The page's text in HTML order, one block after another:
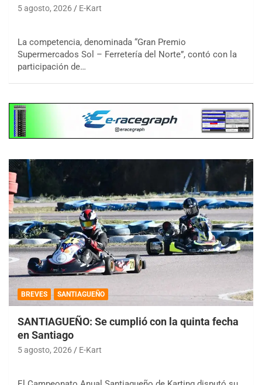
5 agosto, 2026 E-Kart
La competencia, denominada “Gran Premio
Supermercados Sol – Ferretería del Norte”, contó con la
participación de…
BREVES SANTIAGUEÑO
SANTIAGUEÑO: Se cumplió con la quinta fecha
en Santiago
5 agosto, 2026 E-Kart